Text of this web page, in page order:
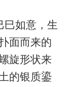
巳如意，生
面而来的
旋形状来
的银质鎏